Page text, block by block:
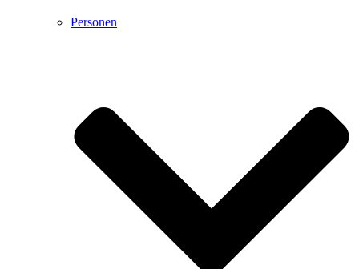
Personen